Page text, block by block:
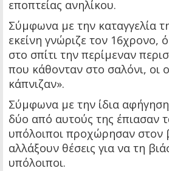
εποπτείας ανηλίκου.
Σύμφωνα με την καταγγελία
εκείνη γνώριζε τον 16χρονο,
στο σπίτι την περίμεναν
που κάθονταν στο σαλόνι, οι
κάπνιζαν».
Σύμφωνα με την ίδια
δύο από αυτούς της έπιασαν
υπόλοιποι προχώρησαν στον
αλλάξουν θέσεις για να τη
υπόλοιποι.